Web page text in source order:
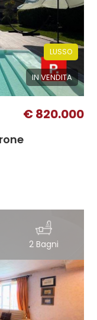
IN VENDITA
LUSSO
€ 820.000
2 Bagni